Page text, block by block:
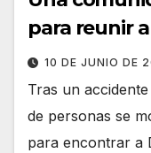
para reunir
10 DE JUNIO DE
Tras un
de personas se
para encontrar a